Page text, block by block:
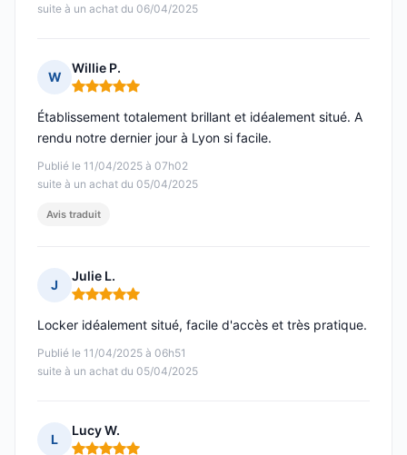
suite à un achat du 06/04/2025
W
Willie P.
Note : 5 sur 5
Publié le 11/04/2025 à 07h02
suite à un achat du 05/04/2025
Établissement totalement brillant et idéalement situé. A
rendu notre dernier jour à Lyon si facile.
Avis traduit
J
Julie L.
Note : 5 sur 5
Publié le 11/04/2025 à 06h51
suite à un achat du 05/04/2025
Locker idéalement situé, facile d'accès et très pratique.
L
Lucy W.